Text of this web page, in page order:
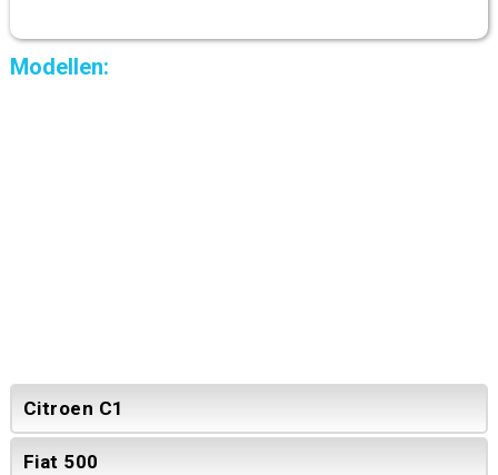
Modellen:
Citroen C1
Fiat 500